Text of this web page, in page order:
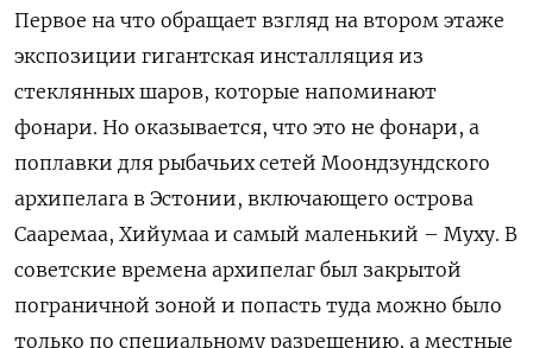
Первое на что обращает взгляд на втором этаже
экспозиции гигантская инсталляция из
стеклянных шаров, которые напоминают
фонари. Но оказывается, что это не фонари, а
поплавки для рыбачьих сетей Моондзундского
архипелага в Эстонии, включающего острова
Сааремаа, Хийумаа и самый маленький – Муху. В
советские времена архипелаг был закрытой
пограничной зоной и попасть туда можно было
только по специальному разрешению, а местные